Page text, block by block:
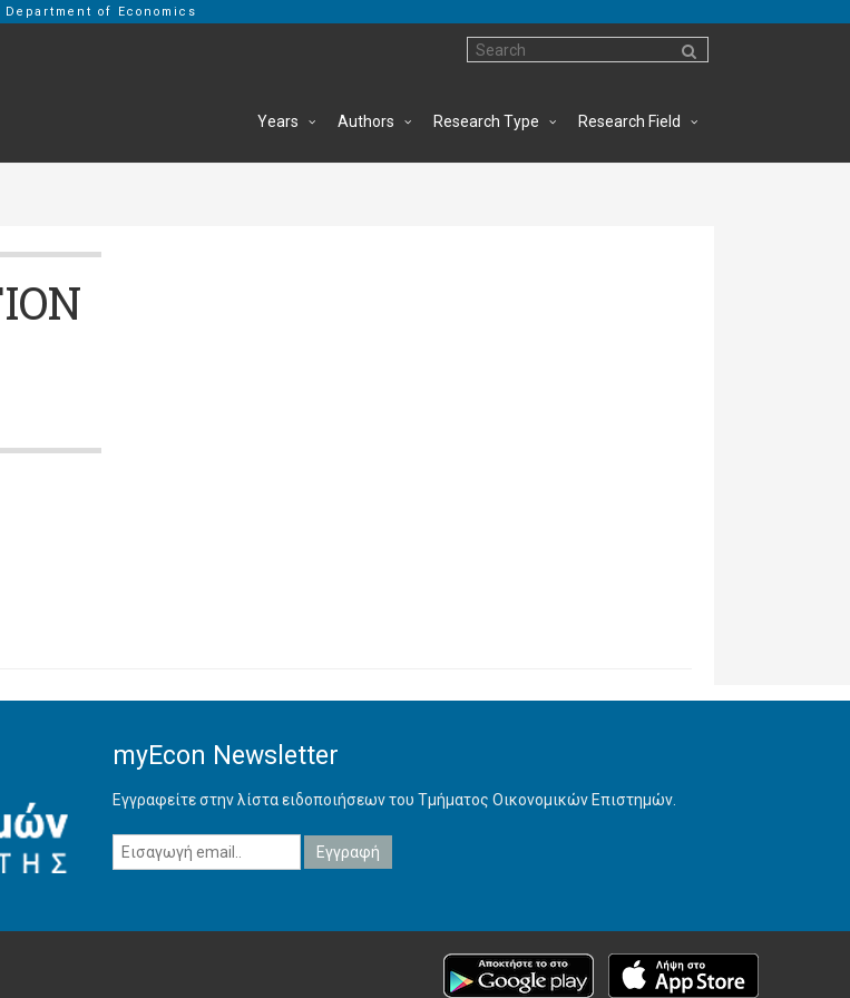
Department of Economics
Research Field
Research Type
Authors
Years
myEcon Newsletter
Εγγραφείτε στην λίστα ειδοποιήσεων του Τμήματος Οικονομικών Επιστημών.